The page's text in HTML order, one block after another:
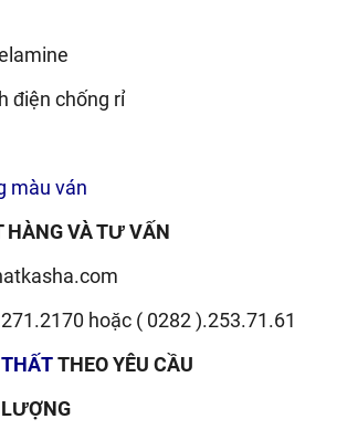
điện chống rỉ
màu ván
HÀNG VÀ TƯ VẤN
hoặc ( 0282 ).253.71.61
THẤTTHEO YÊU CẦU